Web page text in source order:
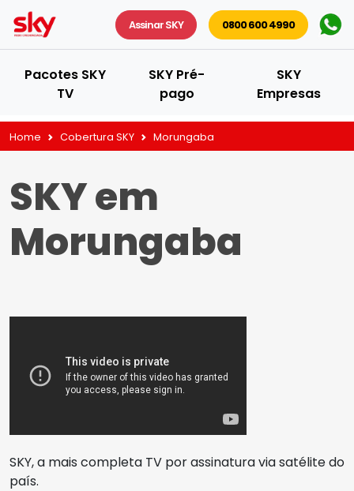
Assinar SKY 0800 600 4990
Pacotes SKY
TV
SKY Pré-
pago
SKY
Empresas
Home Cobertura SKY Morungaba
SKY em
Morungaba
SKY, a mais completa TV por assinatura via satélite do
país.